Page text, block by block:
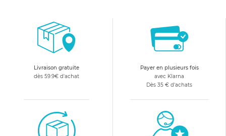
Livraison gratuite
dès 59.9€ d'achat
Payer en plusieurs fois
avec Klarna
Dès 35 € d'achats